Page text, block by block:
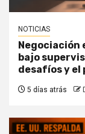
NOTICIAS
Negociación
bajo
desafíos y el
5 días atrás